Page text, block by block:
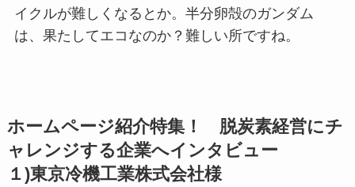
イクルが難しくなるとか。半分卵殻のガンダム
は、果たしてエコなのか？難しい所ですね。
ホームページ紹介特集！ 脱炭素経営にチ
ャレンジする企業へインタビュー
１)東京冷機工業株式会社様